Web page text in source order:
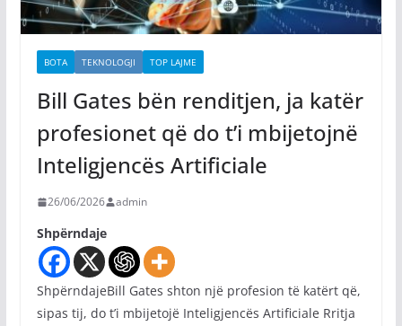
BOTA TEKNOLOGJI TOP LAJME
Bill Gates bën renditjen, ja katër
profesionet që do t’i mbijetojnë
Inteligjencës Artificiale
26/06/2026 admin
Shpërndaje
ShpërndajeBill Gates shton një profesion të katërt që,
sipas tij, do t’i mbijetojë Inteligjencës Artificiale Rritja